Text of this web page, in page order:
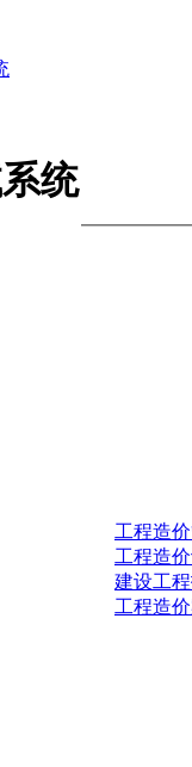
统
工程造
工程造
建设工
工程造